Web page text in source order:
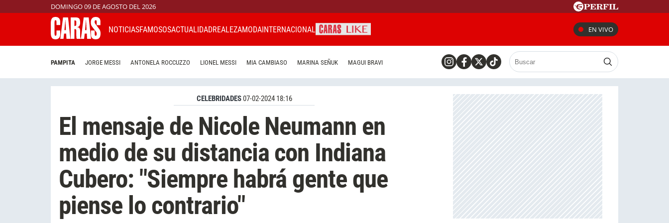
DOMINGO 09 DE AGOSTO DEL 2026
NOTICIASFAMOSOSACTUALIDADREALEZAMODAINTERNACIONAL EN VIVO
PAMPITA JORGE MESSI ANTONELA ROCCUZZO LIONEL MESSI MIA CAMBIASO MARINA SEÑUK MAGUI BRAVI
CELEBRIDADES07-02-2024 18:16
El mensaje de Nicole Neumann en
medio de su distancia con Indiana
Cubero: "Siempre habrá gente que
piense lo contrario"